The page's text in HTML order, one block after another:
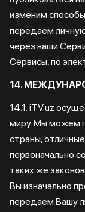
изменим
передаем
через наши
Сервисы, по
14.
14.1. iTV.uz
миру. Мы можем
страны,
первоначально
таких же
Вы изначально
передаем Вашу